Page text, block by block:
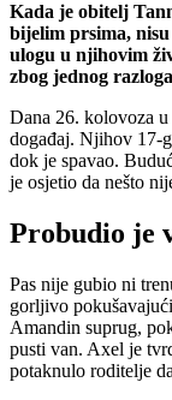
Kada je obitelj
bijelim prsima,
ulogu u njihovim
zbog jednog
Dana 26. kolovoza
događaj. Njihov 17-
dok je spavao.
je osjetio da nešto
Probudio je
Pas nije gubio ni
gorljivo
Amandin suprug,
pusti van. Axel je
potaknulo roditelje